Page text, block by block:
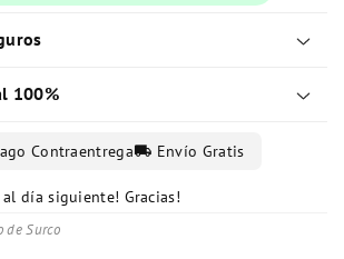
100%
Contraentregalocal_shipping Envío Gratis
día siguiente! Gracias!
de Surco
de entrega!
y correctamente!